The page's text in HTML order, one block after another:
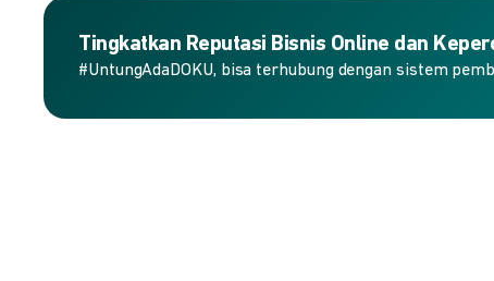
Tingkatkan Reputasi Bisnis Online dan
#UntungAdaDOKU, bisa terhubung dengan sistem